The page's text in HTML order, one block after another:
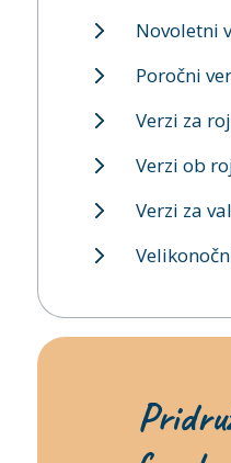
Novoletni
Poročni
Verzi za
Verzi ob
Verzi za